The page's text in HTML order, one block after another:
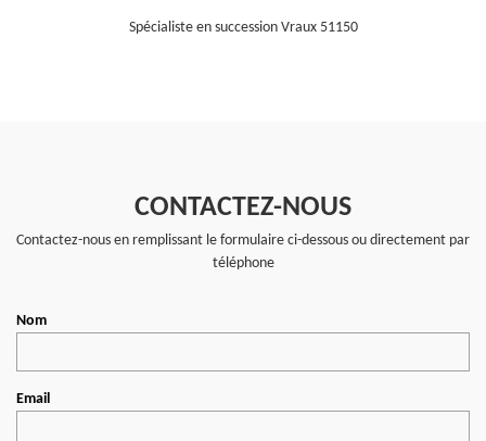
Spécialiste en succession Vraux 51150
CONTACTEZ-NOUS
Contactez-nous en remplissant le formulaire ci-dessous ou directement par
téléphone
Nom
Email